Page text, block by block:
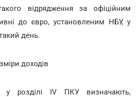
відрядження за офіційним
до євро, установленим НБУ, у
день.
доходів
у розділі IV ПКУ визначають,